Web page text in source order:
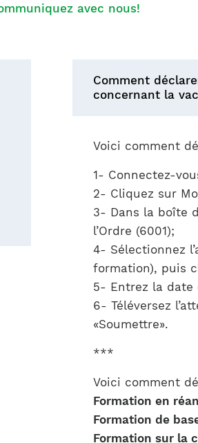
France)
Notre équipeavec nous!
Comment
concernant la
Voici comment
1- Connectez-
2- Cliquez sur
3- Dans la boîte
l’Ordre (6001);
4- Sélectionnez
formation), puis
5- Entrez la date
6- Téléversez
«Soumettre».
***
Voici comment
Formation en
Formation de
Formation sur la